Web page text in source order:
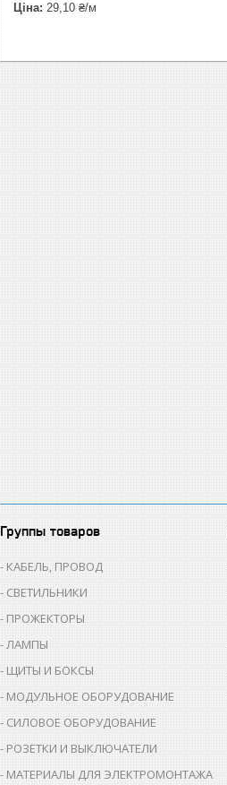
Ціна: 29,10 ₴/м
Группы товаров
КАБЕЛЬ, ПРОВОД
СВЕТИЛЬНИКИ
ПРОЖЕКТОРЫ
ЛАМПЫ
ЩИТЫ И БОКСЫ
МОДУЛЬНОЕ ОБОРУДОВАНИЕ
СИЛОВОЕ ОБОРУДОВАНИЕ
РОЗЕТКИ И ВЫКЛЮЧАТЕЛИ
МАТЕРИАЛЫ ДЛЯ ЭЛЕКТРОМОНТАЖА